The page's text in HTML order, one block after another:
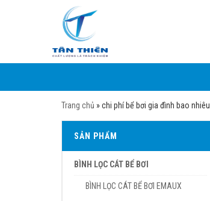
Trang chủ »chi phí bể bơi gia đình bao nhiêu
SẢN PHẨM
BÌNH LỌC CÁT BỂ BƠI
BÌNH LỌC CÁT BỂ BƠI EMAUX